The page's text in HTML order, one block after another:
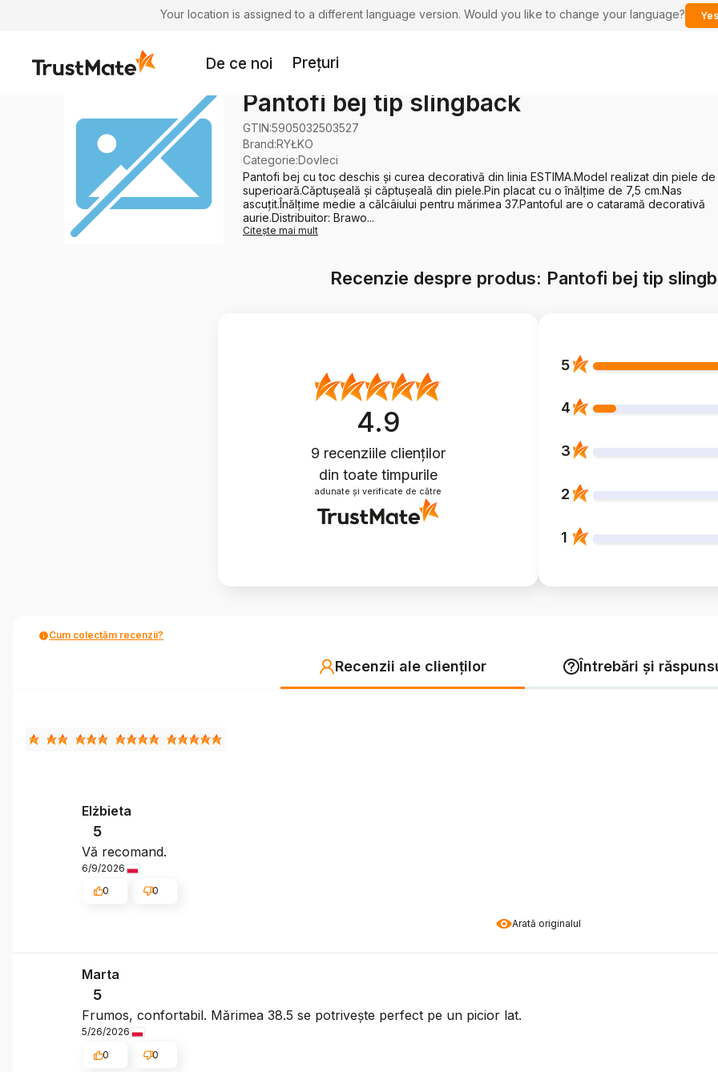
Your location is assigned to a different language version. Would you like to change your language?
De ce noi Prețuri
Pantofi bej tip slingback
GTIN:5905032503527
Brand:RYŁKO
Categorie:Dovleci
Pantofi bej cu toc deschis și curea decorativă din linia ESTIMA.Model realizat din piele de
superioară.Căptușeală și căptușeală din piele.Pin placat cu o înălțime de 7,5 cm.Nas
ascuțit.Înălțime medie a călcâiului pentru mărimea 37.Pantoful are o cataramă decorativă
aurie.Distribuitor: Brawo...
Citește mai mult
Recenzie despre produs: Pantofi bej tip
4.9
9 recenziile clienților
din toate timpurile
adunate și verificate de către
5
4
3
2
1
Cum colectăm recenzii?
Recenzii ale clienților Întrebări și
Arată originalul
Elżbieta
5
Vă recomand.
6/9/2026
0
0
Marta
5
Frumos, confortabil. Mărimea 38.5 se potrivește perfect pe un picior lat.
5/26/2026
0
0